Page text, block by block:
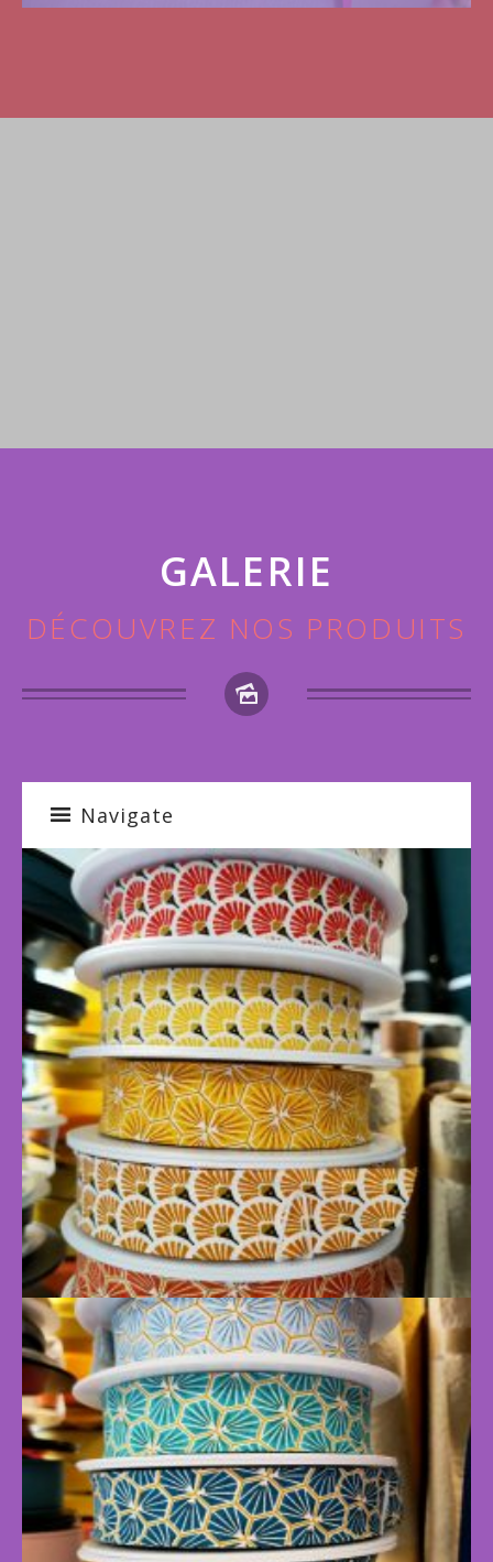
GALERIE
DÉCOUVREZ NOS PRODUITS
Navigate